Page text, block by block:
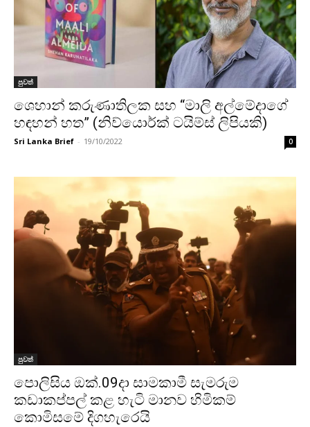
පුවත්
ශෙහාන් කරුණාතිලක සහ “මාලි අල්මේදාගේ
හඳහන් හත” (නිව්යොර්ක් ටයිම්ස් ලිපියකි)
Sri Lanka Brief - 19/10/2022 0
පුවත්
පොලිසිය ඔක්.09දා සාමකාමී සැමරුම
කඩාකප්පල් කළ හැටි මානව හිමිකම්
කොමිසමේ දිගහැරෙයි